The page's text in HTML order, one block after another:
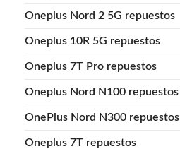
Oneplus Nord 2 5G repuestos
Oneplus 10R 5G repuestos
Oneplus 7T Pro repuestos
Oneplus Nord N100 repuestos
OnePlus Nord N300 repuestos
Oneplus 7T repuestos